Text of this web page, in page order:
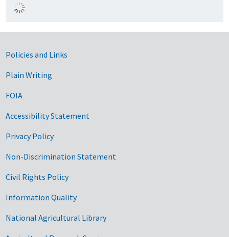
Government Links
Policies and Links
Plain Writing
FOIA
Accessibility Statement
Privacy Policy
Non-Discrimination Statement
Civil Rights Policy
Information Quality
National Agricultural Library